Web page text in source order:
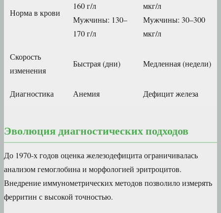
Норма в крови
160 г/л
Мужчины: 130–
170 г/л
мкг/л
Мужчины: 30–300
мкг/л
Скорость
изменения
Быстрая (дни) Медленная (недели)
Диагностика Анемия Дефицит железа
Эволюция диагностических подходов
До 1970-х годов оценка железодефицита ограничивалась
анализом гемоглобина и морфологией эритроцитов.
Внедрение иммунометрических методов позволило измерять
ферритин с высокой точностью.